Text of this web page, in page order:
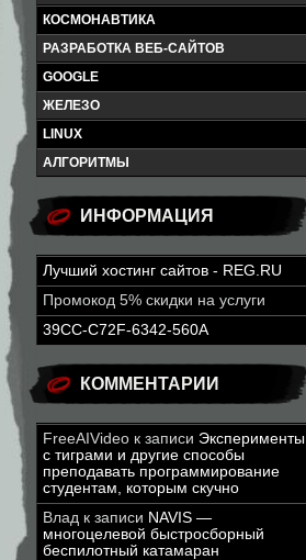
КОСМОНАВТИКА
РАЗРАБОТКА ВЕБ-САЙТОВ
GOOGLE
ЖЕЛЕЗО
LINUX
АЛГОРИТМЫ
ИНФОРМАЦИЯ
Лучший хостинг сайтов - REG.RU
Промокод 5% скидки на услуги
39CC-C72F-6342-560A
КОММЕНТАРИИ
FreeAIVideo к записи Эксперименты
с тиграми и другие способы
преподавать программирование
студентам, которым скучно
Влад к записи NAVIS —
многоцелевой быстросборный
беспилотный катамаран